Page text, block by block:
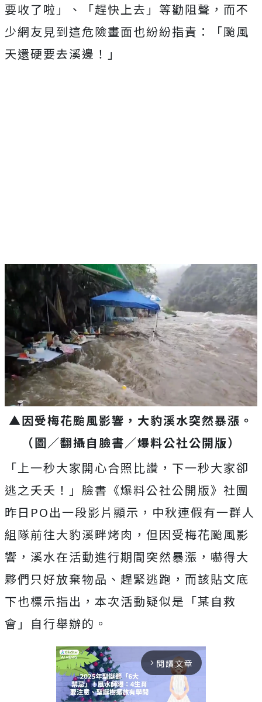
要收了啦」、「趕快上去」等勸阻聲，而不
少網友見到這危險畫面也紛紛指責：「颱風
天還硬要去溪邊！」
▲因受梅花颱風影響，大豹溪水突然暴漲。
（圖／翻攝自臉書／爆料公社公開版）
「上一秒大家開心合照比讚，下一秒大家卻
逃之夭夭！」臉書《爆料公社公開版》社團
昨日PO出一段影片顯示，中秋連假有一群人
組隊前往大豹溪畔烤肉，但因受梅花颱風影
響，溪水在活動進行期間突然暴漲，嚇得大
夥們只好放棄物品、趕緊逃跑，而該貼文底
下也標示指出，本次活動疑似是「某自救
會」自行舉辦的。
arrow_forward_ios 閱讀文章